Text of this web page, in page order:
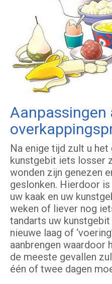
Aanpassingen
Na enige tijd zult u
kunstgebit iets losser
wonden zijn genezen
geslonken. Hierdoor
uw kaak en uw
weken of liever nog
tandarts uw kunstgebit
nieuwe laag of
aanbrengen waardoor
de meeste gevallen
één of twee dagen